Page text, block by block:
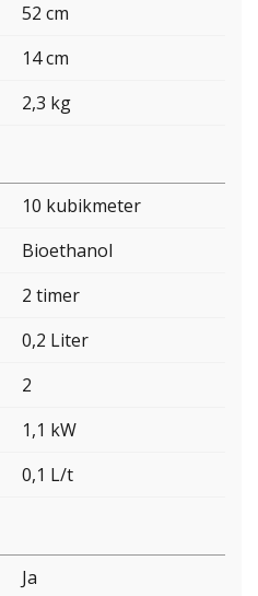
52 cm
14 cm
2,3 kg
10 kubikmeter
Bioethanol
2 timer
0,2 Liter
2
1,1 kW
0,1 L/t
Ja